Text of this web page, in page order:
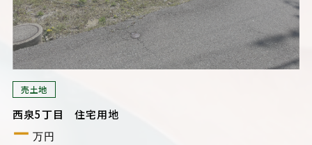
売土地
西泉5丁目 住宅用地
ー 万円